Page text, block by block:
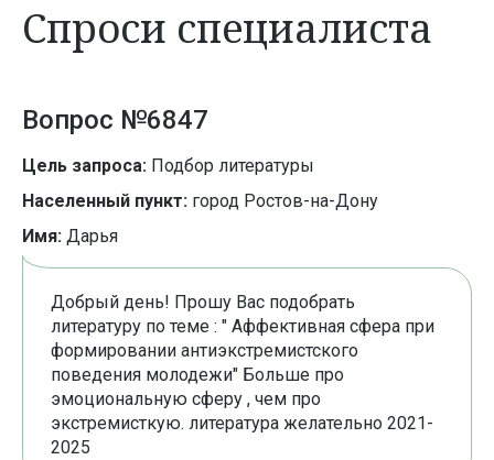
Спроси специалиста
Вопрос №6847
Цель запроса: Подбор литературы
Населенный пункт: город Ростов-на-Дону
Имя: Дарья
Добрый день! Прошу Вас подобрать
литературу по теме : " Аффективная сфера при
формировании антиэкстремистского
поведения молодежи" Больше про
эмоциональную сферу , чем про
экстремисткую. литература желательно 2021-
2025